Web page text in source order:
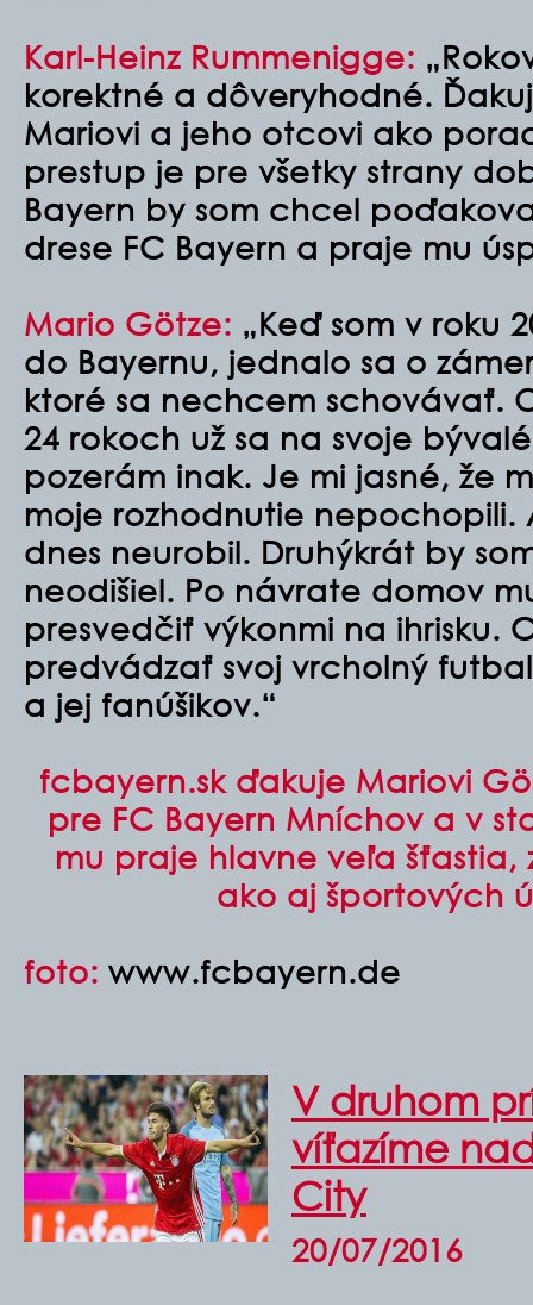
Karl-Heinz Rummenigge:
korektné a dôveryhodné.
Mariovi a jeho otcovi ako
prestup je pre všetky strany
Bayern by som chcel
drese FC Bayern a praje mu
Mario Götze: „Keď som v roku
do Bayernu, jednalo sa o
ktoré sa nechcem schovávať.
24 rokoch už sa na svoje
pozerám inak. Je mi jasné, že
moje rozhodnutie nepochopili.
dnes neurobil. Druhýkrát by
neodišiel. Po návrate domov
presvedčiť výkonmi na ihrisku.
predvádzať svoj vrcholný
a jej fanúšikov.“
fcbayern.sk ďakuje Mariovi
pre FC Bayern Mníchov a v
mu praje hlavne veľa
ako aj športových
foto: www.fcbayern.de
V druhom
víťazíme
City
20/07/2016